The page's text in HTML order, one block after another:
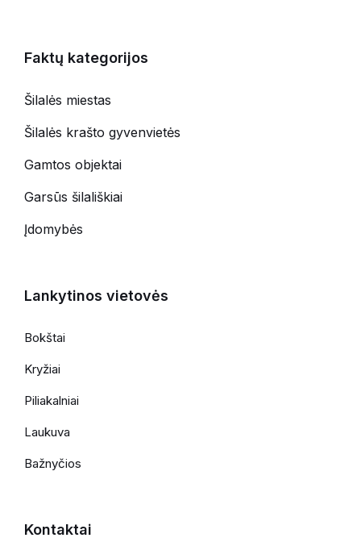
Faktų kategorijos
Šilalės miestas
Šilalės krašto gyvenvietės
Gamtos objektai
Garsūs šilališkiai
Įdomybės
Lankytinos vietovės
Bokštai
Kryžiai
Piliakalniai
Laukuva
Bažnyčios
Kontaktai